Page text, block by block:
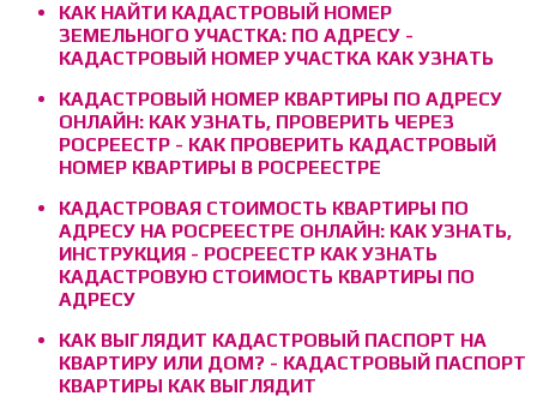
КАК НАЙТИ КАДАСТРОВЫЙ НОМЕР
ЗЕМЕЛЬНОГО УЧАСТКА: ПО АДРЕСУ -
КАДАСТРОВЫЙ НОМЕР УЧАСТКА КАК УЗНАТЬ
КАДАСТРОВЫЙ НОМЕР КВАРТИРЫ ПО АДРЕСУ
ОНЛАЙН: КАК УЗНАТЬ, ПРОВЕРИТЬ ЧЕРЕЗ
РОСРЕЕСТР - КАК ПРОВЕРИТЬ КАДАСТРОВЫЙ
НОМЕР КВАРТИРЫ В РОСРЕЕСТРЕ
КАДАСТРОВАЯ СТОИМОСТЬ КВАРТИРЫ ПО
АДРЕСУ НА РОСРЕЕСТРЕ ОНЛАЙН: КАК УЗНАТЬ,
ИНСТРУКЦИЯ - РОСРЕЕСТР КАК УЗНАТЬ
КАДАСТРОВУЮ СТОИМОСТЬ КВАРТИРЫ ПО
АДРЕСУ
КАК ВЫГЛЯДИТ КАДАСТРОВЫЙ ПАСПОРТ НА
КВАРТИРУ ИЛИ ДОМ? - КАДАСТРОВЫЙ ПАСПОРТ
КВАРТИРЫ КАК ВЫГЛЯДИТ